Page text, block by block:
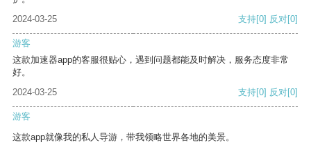
2024-03-25
支持[0] 反对[0]
游客
这款加速器app的客服很贴心，遇到问题都能及时解决，服务态度非常
好。
2024-03-25
支持[0] 反对[0]
游客
这款app就像我的私人导游，带我领略世界各地的美景。